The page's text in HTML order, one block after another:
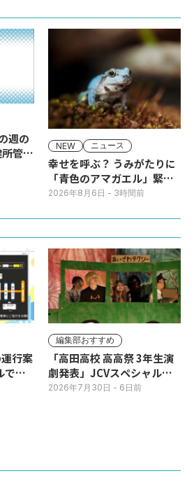
管
NEW ニュース
幸せを呼ぶ？ うみがたりに
「青色のアマガエル」緊急
展示
2026年8月6日 - 3時間前
行案
編集部おすすめ
「高田高校 高高祭 3年生演
劇発表」JCVスペシャルで
放送中！
2026年7月30日 - 6日前